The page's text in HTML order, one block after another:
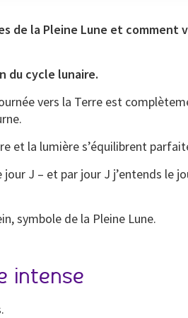
de la Pleine Lune et comment
du cycle lunaire.
vers la Terre est
et la lumière s’équilibrent
J – et par jour J j’entends le
symbole de la Pleine Lune.
intense